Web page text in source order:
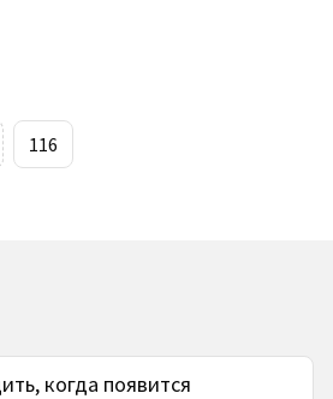
116
когда появится